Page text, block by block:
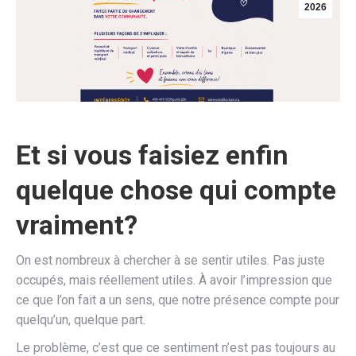
2026
Et si vous faisiez enfin
quelque chose qui compte
vraiment?
On est nombreux à chercher à se sentir utiles. Pas juste
occupés, mais réellement utiles. À avoir l’impression que
ce que l’on fait a un sens, que notre présence compte pour
quelqu’un, quelque part.
Le problème, c’est que ce sentiment n’est pas toujours au